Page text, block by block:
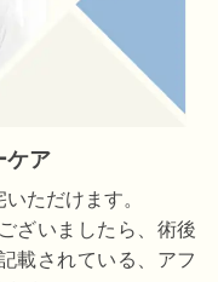
ケア
ただけます。
ざいましたら、術後
載されている、アフ